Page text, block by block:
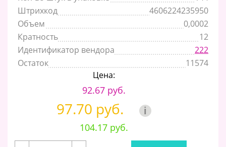
Штрихкод
4606224235950
Объем
0,0002
Кратность
12
Идентификатор вендора
222
Остаток
11574
Цена:
92.67 руб.
97.70 руб. i
104.17 руб.